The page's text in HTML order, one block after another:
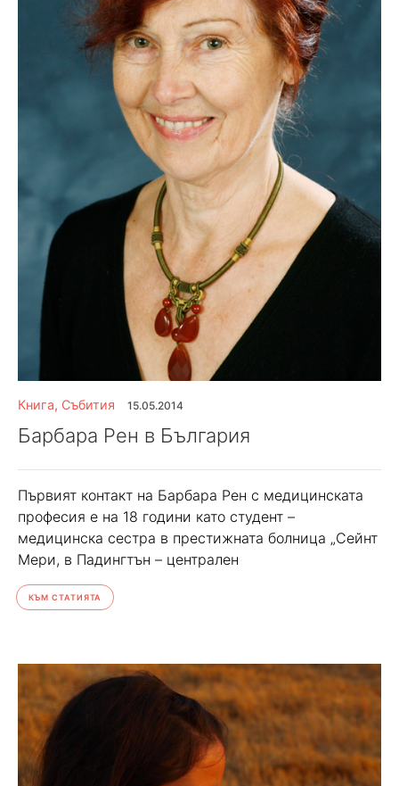
Книга, Събития 15.05.2014
Барбара Рен в България
Първият контакт на Барбара Рен с медицинската
професия е на 18 години като студент –
медицинска сестра в престижната болница „Сейнт
Мери, в Падингтън – централен
КЪМ СТАТИЯТА